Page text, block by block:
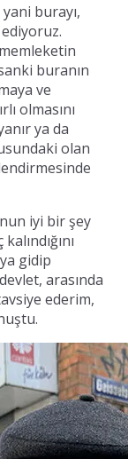
burayı,
buranın
ve
olmasını
ya da
olan
iyi bir şey
gidip
arasında
ederim,